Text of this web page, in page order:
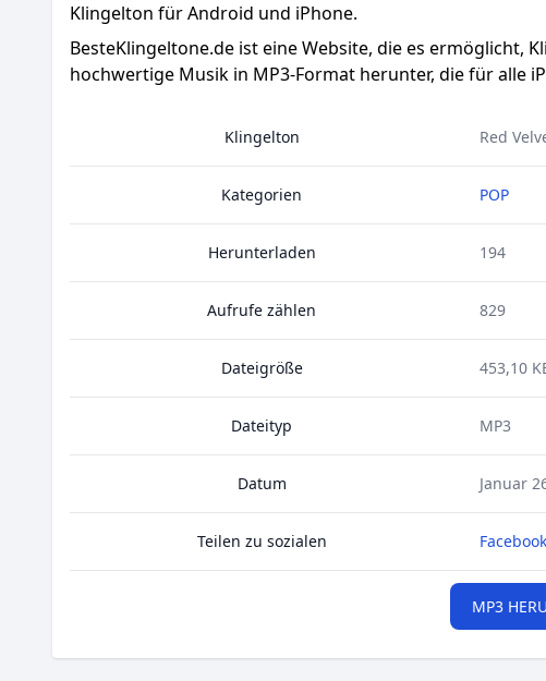
Klingelton für Android und iPhone.
BesteKlingeltone.de ist eine Website, die es ermöglicht,
hochwertige Musik in MP3-Format herunter, die für alle
Klingelton Red
Kategorien POP
Herunterladen 194
Aufrufe zählen 829
Dateigröße 453,10
Dateityp MP3
Datum Januar
Teilen zu sozialen Facebook
MP3